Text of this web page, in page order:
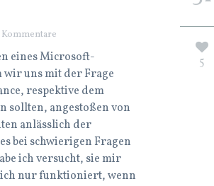
eines Microsoft-
wir uns mit der Frage
respektive dem
sollten, angestoßen von
anlässlich der
bei schwierigen Fragen
ich versucht, sie mir
nur funktioniert, wenn
5